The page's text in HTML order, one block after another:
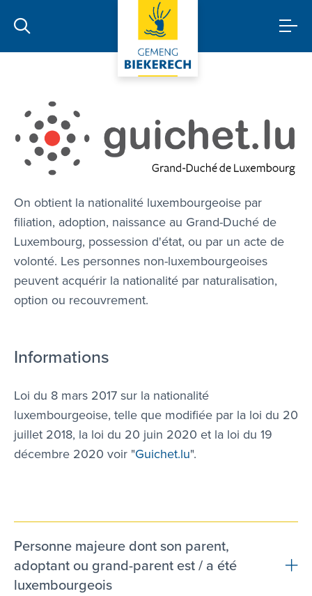
On obtient la nationalité luxembourgeoise par
filiation, adoption, naissance au Grand-Duché de
Luxembourg, possession d'état, ou par un acte de
volonté. Les personnes non-luxembourgeoises
peuvent acquérir la nationalité par naturalisation,
option ou recouvrement.
Informations
Loi du 8 mars 2017 sur la nationalité
luxembourgeoise, telle que modifiée par la loi du 20
juillet 2018, la loi du 20 juin 2020 et la loi du 19
décembre 2020 voir "Guichet.lu".
Personne majeure dont son parent,
adoptant ou grand-parent est / a été
luxembourgeois